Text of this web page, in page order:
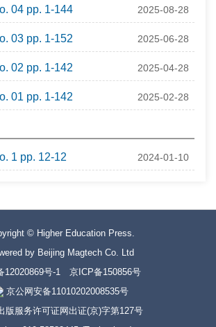
04 pp. 1-144 2025-08-28
03 pp. 1-152 2025-06-28
02 pp. 1-142 2025-04-28
01 pp. 1-142 2025-02-28
1 pp. 12-12 2024-01-10
© Higher Education Press.
by Beijing Magtech Co. Ltd
12020869号-1
京ICP备150856号
京公网安备11010202008535号
版服务许可证网出证(京)字第127号